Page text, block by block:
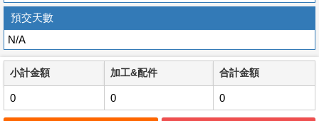
預交天數
N/A
小計金額 加工&配件 合計金額
0 0 0